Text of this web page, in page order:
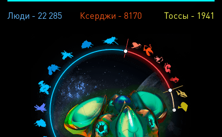
Люди - 22 285 Ксерджи - 8170 Тоссы - 1941